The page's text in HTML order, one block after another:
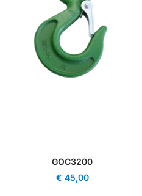
GOC3200
€ 45,00